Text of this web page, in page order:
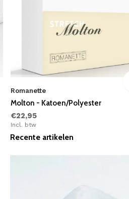
Romanette
Molton - Katoen/Polyester
€22,95
Incl. btw
Recente artikelen